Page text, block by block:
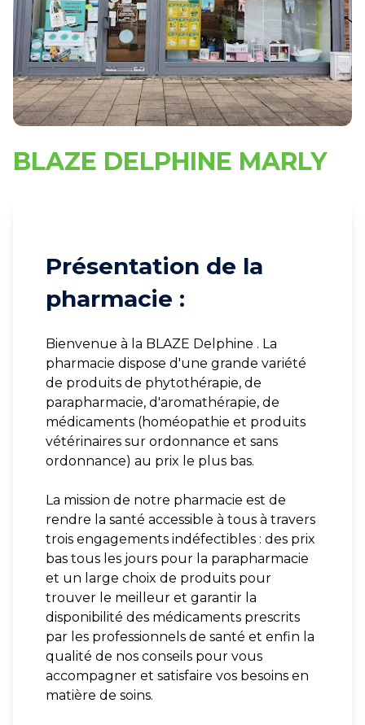
BLAZE DELPHINE MARLY
Présentation de la
pharmacie :
Bienvenue à la BLAZE Delphine . La
pharmacie dispose d'une grande variété
de produits de phytothérapie, de
parapharmacie, d'aromathérapie, de
médicaments (homéopathie et produits
vétérinaires sur ordonnance et sans
ordonnance) au prix le plus bas.
La mission de notre pharmacie est de
rendre la santé accessible à tous à travers
trois engagements indéfectibles : des prix
bas tous les jours pour la parapharmacie
et un large choix de produits pour
trouver le meilleur et garantir la
disponibilité des médicaments prescrits
par les professionnels de santé et enfin la
qualité de nos conseils pour vous
accompagner et satisfaire vos besoins en
matière de soins.